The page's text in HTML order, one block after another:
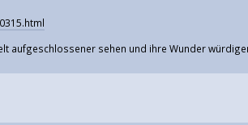
aufgeschlossener sehen und ihre Wunder